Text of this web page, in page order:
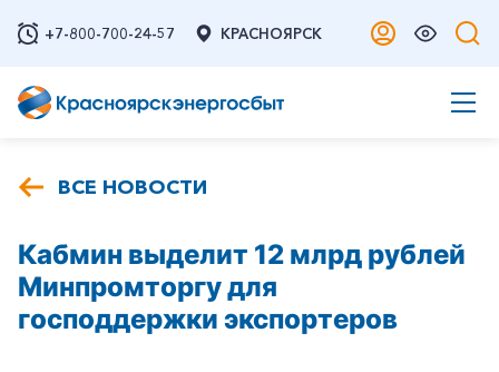
+7-800-700-24-57 КРАСНОЯРСК
ВСЕ НОВОСТИ
Кабмин выделит 12 млрд рублей
Минпромторгу для
господдержки экспортеров